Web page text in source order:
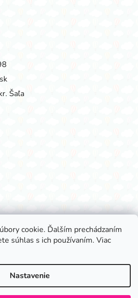
cookie. Ďalším prechádzaním
súhlas s ich používaním. Viac
Nastavenie
Šaľa
vyhradené.